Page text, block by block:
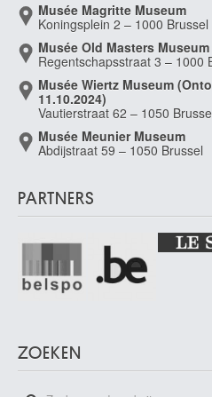
Musée Magritte Museum
Koningsplein 2 – 1000 Brussel
Musée Old Masters Museum
Regentschapsstraat 3 – 1000
Musée Wiertz Museum
11.10.2024)
Vautierstraat 62 – 1050
Musée Meunier Museum
Abdijstraat 59 – 1050 Brussel
PARTNERS
ZOEKEN